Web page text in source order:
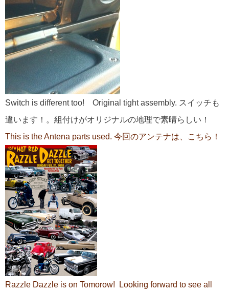
Switch is different too! Original tight assembly. スイッチも
違います！。組付けがオリジナルの地理で素晴らしい！
This is the Antena parts used. 今回のアンテナは、こちら！
Razzle Dazzle is on Tomorow! Looking forward to see all